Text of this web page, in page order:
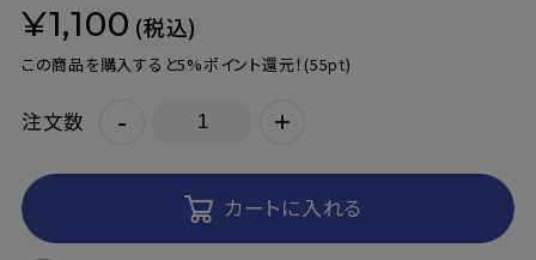
利用規約
¥1,100 (税込)
この商品を購入すると5%ポイント還元！ (55pt)
注文数 - +
カートに入れる